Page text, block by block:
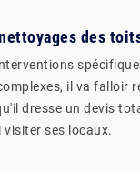
des
il va falloir
dresse un devis
visiter ses locaux.